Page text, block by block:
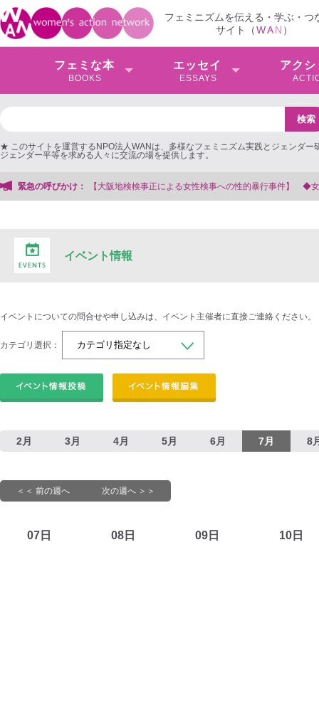
フェミニズムを伝える・学ぶ・つ
サイト（WAN ）
フェミな本
BOOKS
エッセイ
ESSAYS
アクシ
★ このサイトを運営するNPO法人WANは、多様なフェミニズム実践とジェンダー
ジェンダー平等を求める人々に交流の場を提供します。
緊急の呼びかけ：【大阪地検検事正による女性検事への性的暴行事件】 ◆女性
イベント情報
イベントについての問合せや申し込みは、イベント主催者に直接ご連絡ください。
カテゴリ選択：
2月 3月 4月 5月 6月 7月 8
＜＜ 前の週へ 次の週へ ＞＞
07日 08日 09日 10日